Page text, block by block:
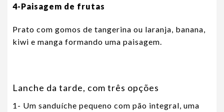
4-Paisagem de frutas
Prato com gomos de tangerina ou laranja, banana,
kiwi e manga formando uma paisagem.
Lanche da tarde, com três opções
1- Um sanduíche pequeno com pão integral, uma